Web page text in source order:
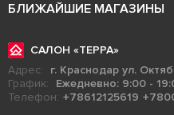
БЛИЖАЙШИЕ МАГАЗИНЫ
САЛОН «ТЕРРА»
Адрес:
г. Краснодар ул.
График:
Ежедневно: 9:00 -
Телефон: +78612125619